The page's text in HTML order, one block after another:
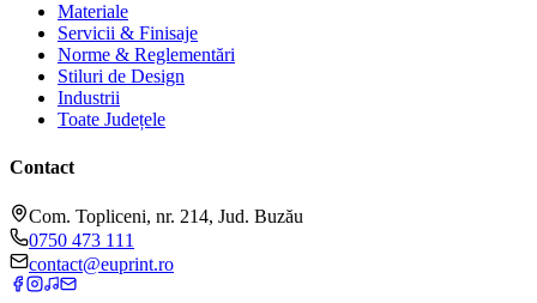
Materiale
Servicii & Finisaje
Norme & Reglementări
Stiluri de Design
Industrii
Toate Județele
Contact
Com. Topliceni, nr. 214, Jud. Buzău
0750 473 111
contact@euprint.ro